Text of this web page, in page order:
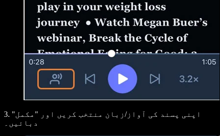
3. اپنی پسند کی آواز/زبان منتخب کریں اور " مکمل"
دبائیں۔